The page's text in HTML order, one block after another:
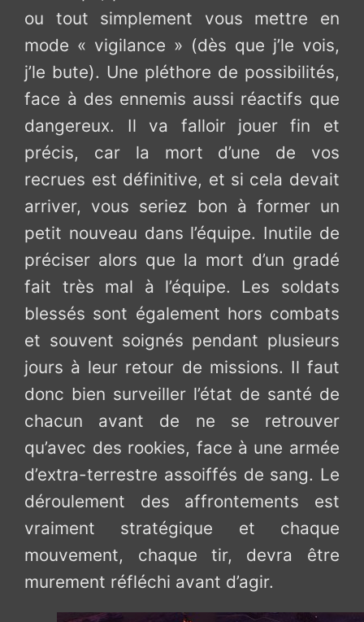
ou tout simplement vous mettre en
mode « vigilance » (dès que j’le vois,
j’le bute). Une pléthore de possibilités,
face à des ennemis aussi réactifs que
dangereux. Il va falloir jouer fin et
précis, car la mort d’une de vos
recrues est définitive, et si cela devait
arriver, vous seriez bon à former un
petit nouveau dans l’équipe. Inutile de
préciser alors que la mort d’un gradé
fait très mal à l’équipe. Les soldats
blessés sont également hors combats
et souvent soignés pendant plusieurs
jours à leur retour de missions. Il faut
donc bien surveiller l’état de santé de
chacun avant de ne se retrouver
qu’avec des rookies, face à une armée
d’extra-terrestre assoiffés de sang. Le
déroulement des affrontements est
vraiment stratégique et chaque
mouvement, chaque tir, devra être
murement réfléchi avant d’agir.